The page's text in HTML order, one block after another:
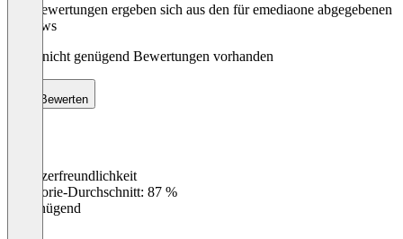
Die Bewertungen ergeben sich aus den für emediaone abgegebenen
Reviews
Noch nicht genügend Bewertungen vorhanden
Bewerten
Benutzerfreundlichkeit
Kategorie-Durchschnitt: 87 %
Ungenügend